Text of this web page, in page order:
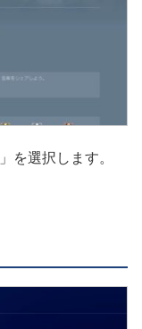
」を選択します。